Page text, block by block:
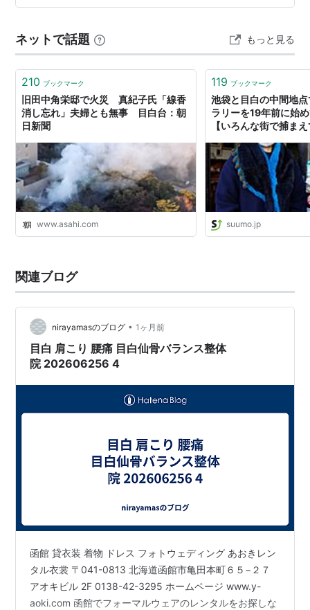
小袋のつまみが付いてくるのが昭和ですな チーズ焼きパ
椎名町方面に歩みを進めます。 日本聖公会東京教区目白
聖公会 エーグルドゥース…
ネットで話題 もっと見る
210 ブックマーク
旧田中角栄邸で火災 真紀子氏「線香
消し忘れ」夫婦とも無事 目白台：朝
日新聞
www.asahi.com
119 ブックマーク
池袋と目白の中間地
ラリーを19年前に始
【いろんな街で捕ま
suumo.jp
関連ブログ
nirayamasのブログ • 1ヶ月前
目白 肩こり 腰痛 目白仙骨バランス整体
院 202606256 4
函館 貸衣装 着物 ドレス フォトウェディング あおきレン
タル衣裳 〒041-0813 北海道函館市亀田本町６５−２７
アオキビル 2F 0138-42-3295 ホームページ www.y-
aoki.com 函館でフォーマルウェアのレンタルをお探しな